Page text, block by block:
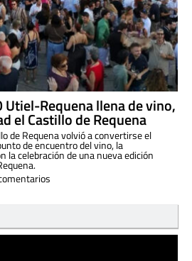
Utiel-Requena llena de vino,
el Castillo de Requena
de Requena volvió a convertirse el
de encuentro del vino, la
la celebración de una nueva edición